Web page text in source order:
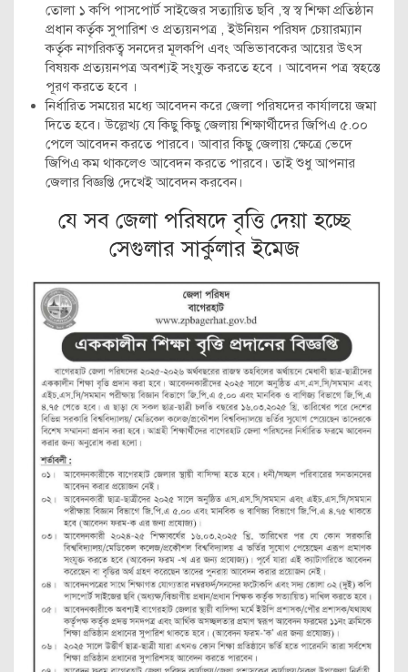
তোলা ১ কপি পাসপোর্ট সাইজের সত্যায়িত ছবি ,স্ব স্ব শিক্ষা প্রতিষ্ঠান
প্রধান কর্তৃক সুপারিশ ও প্রত্যয়নপত্র , ইউনিয়ন পরিষদ চেয়ারম্যান
কর্তৃক নাগরিকত্ব সনদের মূলকপি এবং অভিভাবকের আয়ের উৎস
বিষয়ক প্রত্যয়নপত্র অবশ্যই সংযুক্ত করতে হবে । আবেদন পত্র স্বহস্তে
পূরণ করতে হবে ।
নির্ধারিত সময়ের মধ্যে আবেদন করে জেলা পরিষদের কার্যালয়ে জমা
দিতে হবে। উল্লেখ্য যে কিছু কিছু জেলায় শিক্ষার্থীদের জিপিএ ৫.০০
পেলে আবেদন করতে পারবে। আবার কিছু জেলায় ক্ষেত্রে ভেদে
জিপিএ কম থাকলেও আবেদন করতে পারবে। তাই শুধু আপনার
জেলার বিজ্ঞপ্তি দেখেই আবেদন করবেন।
যে সব জেলা পরিষদে বৃত্তি দেয়া হচ্ছে
সেগুলার সার্কুলার ইমেজ